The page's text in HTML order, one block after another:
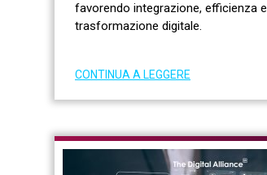
favorendo integrazione, efficienza e
trasformazione digitale.
CONTINUA A LEGGERE